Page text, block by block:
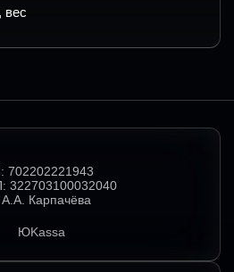
вес
702202221943
322703100032040
А.А. Карпачёва